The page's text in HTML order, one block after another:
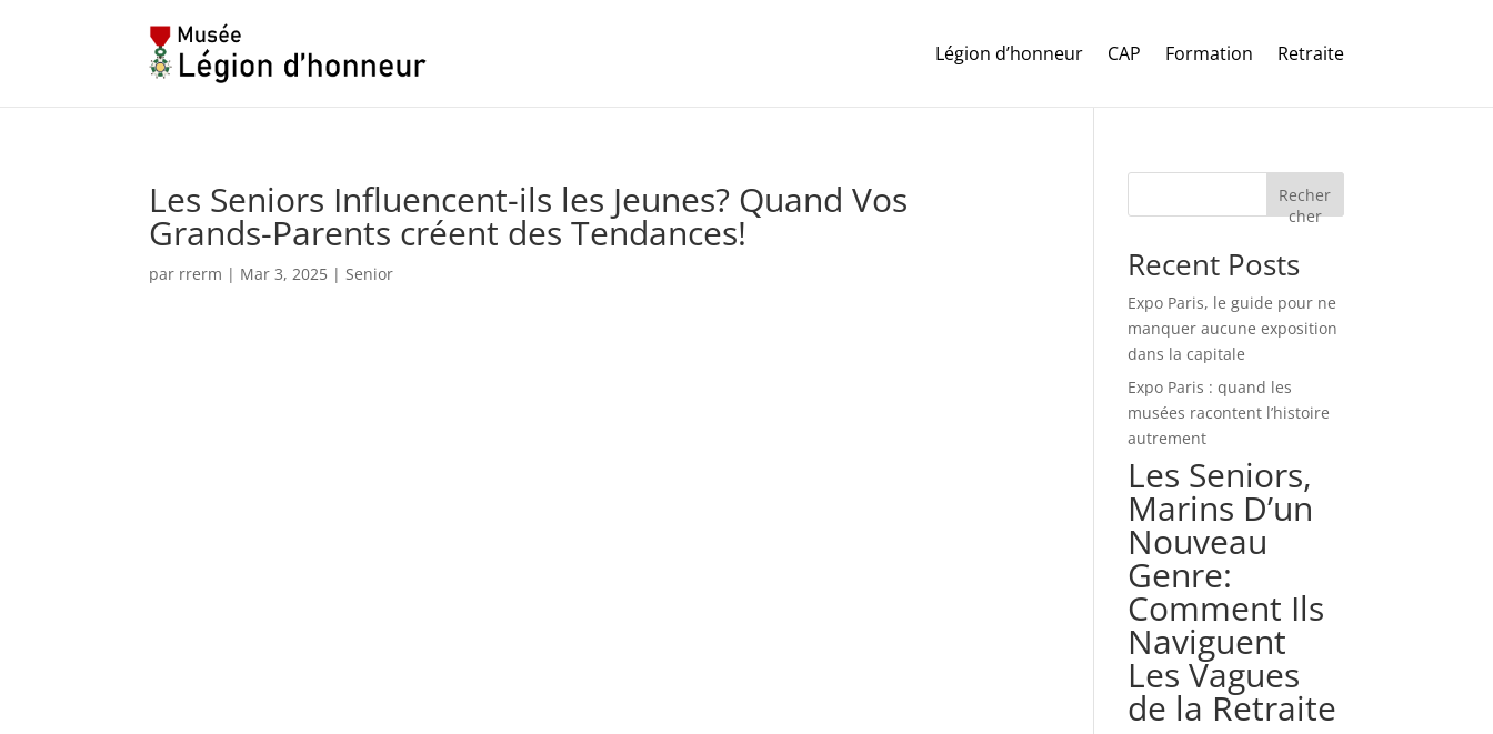
Légion d’honneur CAP Formation Retraite
Les Seniors Influencent-ils les Jeunes? Quand Vos
Grands-Parents créent des Tendances!
par rrerm | Mar 3, 2025 |Senior
Recher
cher
Recent Posts
Expo Paris, le guide pour ne
manquer aucune exposition
dans la capitale
Expo Paris : quand les
musées racontent l’histoire
autrement
Les Seniors,
Marins D’un
Nouveau
Genre:
Comment Ils
Naviguent
Les Vagues
de la Retraite